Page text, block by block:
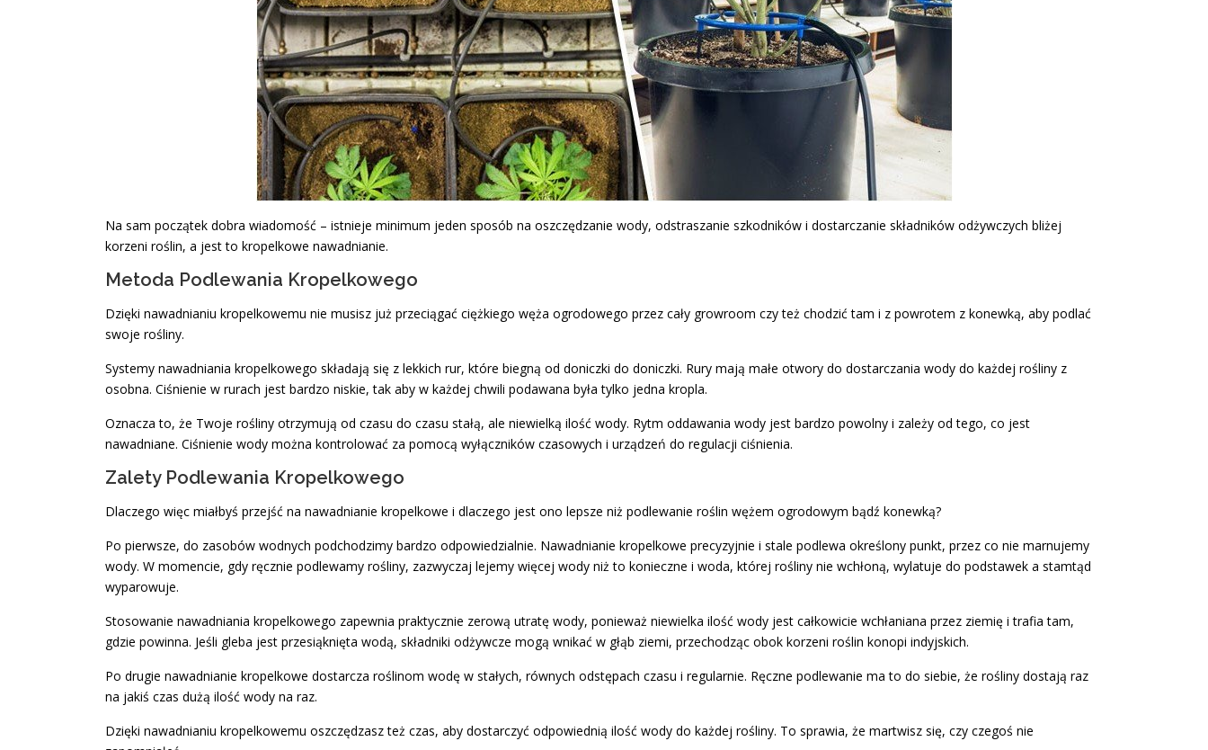
Na sam początek dobra wiadomość – istnieje minimum jeden sposób na oszczędzanie wody, odstraszanie szkodników i dostarczanie składników odżywczych bliżej
korzeni roślin, a jest to kropelkowe nawadnianie.
Metoda Podlewania Kropelkowego
Dzięki nawadnianiu kropelkowemu nie musisz już przeciągać ciężkiego węża ogrodowego przez cały growroom czy też chodzić tam i z powrotem z konewką, aby podlać
swoje rośliny.
Systemy nawadniania kropelkowego składają się z lekkich rur, które biegną od doniczki do doniczki. Rury mają małe otwory do dostarczania wody do każdej rośliny z
osobna. Ciśnienie w rurach jest bardzo niskie, tak aby w każdej chwili podawana była tylko jedna kropla.
Oznacza to, że Twoje rośliny otrzymują od czasu do czasu stałą, ale niewielką ilość wody. Rytm oddawania wody jest bardzo powolny i zależy od tego, co jest
nawadniane. Ciśnienie wody można kontrolować za pomocą wyłączników czasowych i urządzeń do regulacji ciśnienia.
Zalety Podlewania Kropelkowego
Dlaczego więc miałbyś przejść na nawadnianie kropelkowe i dlaczego jest ono lepsze niż podlewanie roślin wężem ogrodowym bądź konewką?
Po pierwsze, do zasobów wodnych podchodzimy bardzo odpowiedzialnie. Nawadnianie kropelkowe precyzyjnie i stale podlewa określony punkt, przez co nie marnujemy
wody. W momencie, gdy ręcznie podlewamy rośliny, zazwyczaj lejemy więcej wody niż to konieczne i woda, której rośliny nie wchłoną, wylatuje do podstawek a stamtąd
wyparowuje.
Stosowanie nawadniania kropelkowego zapewnia praktycznie zerową utratę wody, ponieważ niewielka ilość wody jest całkowicie wchłaniana przez ziemię i trafia tam,
gdzie powinna. Jeśli gleba jest przesiąknięta wodą, składniki odżywcze mogą wnikać w głąb ziemi, przechodząc obok korzeni roślin konopi indyjskich.
Po drugie nawadnianie kropelkowe dostarcza roślinom wodę w stałych, równych odstępach czasu i regularnie. Ręczne podlewanie ma to do siebie, że rośliny dostają raz
na jakiś czas dużą ilość wody na raz.
Dzięki nawadnianiu kropelkowemu oszczędzasz też czas, aby dostarczyć odpowiednią ilość wody do każdej rośliny. To sprawia, że martwisz się, czy czegoś nie